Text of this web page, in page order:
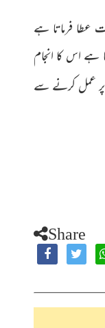
عطا فرماتا ہے
ہے اس کا انجام
پر عمل کرنے سے
Share